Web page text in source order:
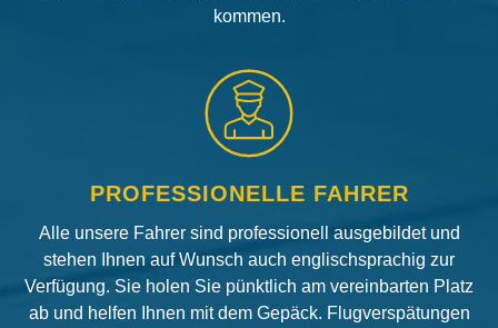
kommen.
PROFESSIONELLE FAHRER
Alle unsere Fahrer sind professionell ausgebildet und
stehen Ihnen auf Wunsch auch englischsprachig zur
Verfügung. Sie holen Sie pünktlich am vereinbarten Platz
ab und helfen Ihnen mit dem Gepäck. Flugverspätungen